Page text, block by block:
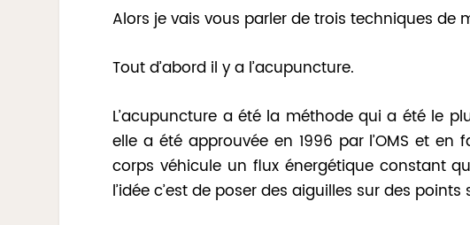
Alors je vais vous parler de trois techniques de
Tout d’abord il y a l’acupuncture.
L’acupuncture a été la méthode qui a été le
elle a été approuvée en 1996 par l’OMS et
corps véhicule un flux énergétique constant
l’idée c’est de poser des aiguilles sur des